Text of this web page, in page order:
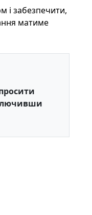
і забезпечити,
матиме